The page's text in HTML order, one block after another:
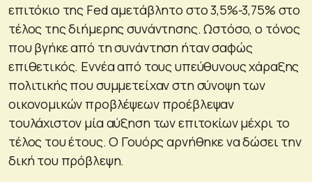
επιτόκιο της Fed αμετάβλητο στο 3,5%-3,75% στο
τέλος της διήμερης συνάντησης. Ωστόσο, ο τόνος
που βγήκε από τη συνάντηση ήταν σαφώς
επιθετικός. Εννέα από τους υπεύθυνους χάραξης
πολιτικής που συμμετείχαν στη σύνοψη των
οικονομικών προβλέψεων προέβλεψαν
τουλάχιστον μία αύξηση των επιτοκίων μέχρι το
τέλος του έτους. Ο Γουόρς αρνήθηκε να δώσει την
δική του πρόβλεψη.